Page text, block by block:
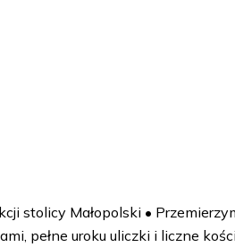
stolicy Małopolski •
pełne uroku uliczki i liczne